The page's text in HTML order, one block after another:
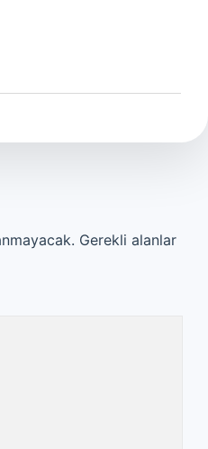
Gerekli alanlar